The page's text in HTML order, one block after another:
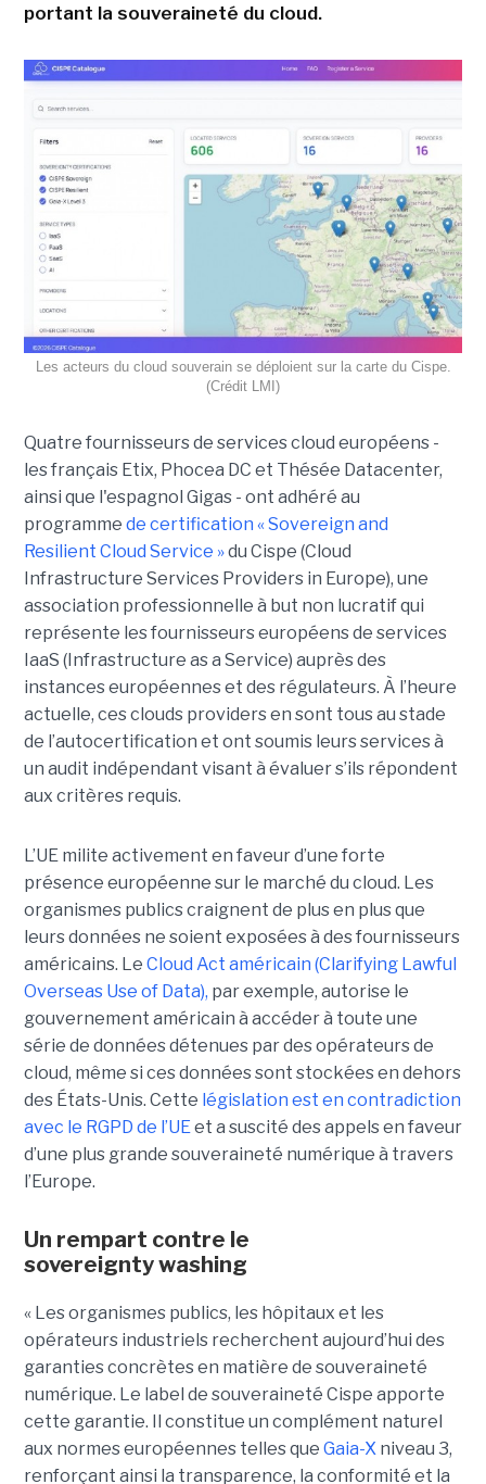
portant la souveraineté du cloud.
Les acteurs du cloud souverain se déploient sur la carte du Cispe.
(Crédit LMI)
Quatre fournisseurs de services cloud européens -
les français Etix, Phocea DC et Thésée Datacenter,
ainsi que l'espagnol Gigas - ont adhéré au
programme de certification « Sovereign and
Resilient Cloud Service »du Cispe (Cloud
Infrastructure Services Providers in Europe), une
association professionnelle à but non lucratif qui
représente les fournisseurs européens de services
IaaS (Infrastructure as a Service) auprès des
instances européennes et des régulateurs. À l’heure
actuelle, ces clouds providers en sont tous au stade
de l’autocertification et ont soumis leurs services à
un audit indépendant visant à évaluer s’ils répondent
aux critères requis.
L’UE milite activement en faveur d’une forte
présence européenne sur le marché du cloud. Les
organismes publics craignent de plus en plus que
leurs données ne soient exposées à des fournisseurs
américains. Le Cloud Act américain (Clarifying Lawful
Overseas Use of Data), par exemple, autorise le
gouvernement américain à accéder à toute une
série de données détenues par des opérateurs de
cloud, même si ces données sont stockées en dehors
des États-Unis. Cette législation est en contradiction
avec le RGPD de l’UEet a suscité des appels en faveur
d’une plus grande souveraineté numérique à travers
l’Europe.
Un rempart contre le
sovereignty washing
« Les organismes publics, les hôpitaux et les
opérateurs industriels recherchent aujourd’hui des
garanties concrètes en matière de souveraineté
numérique. Le label de souveraineté Cispe apporte
cette garantie. Il constitue un complément naturel
aux normes européennes telles que Gaia-Xniveau 3,
renforçant ainsi la transparence, la conformité et la